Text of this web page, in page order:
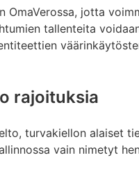
OmaVerossa, jotta
tallenteita
rajoituksia
turvakiellon alaiset
vain nimetyt